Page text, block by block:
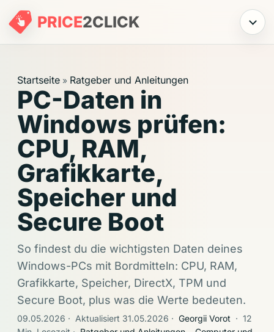
PRICE2CLICK Menü
Startseite » Ratgeber und Anleitungen
PC-Daten in
Windows prüfen:
CPU, RAM,
Grafikkarte,
Speicher und
Secure Boot
So findest du die wichtigsten Daten deines
Windows-PCs mit Bordmitteln: CPU, RAM,
Grafikkarte, Speicher, DirectX, TPM und
Secure Boot, plus was die Werte bedeuten.
09.05.2026 · Aktualisiert 31.05.2026 · Georgii Vorot · 12